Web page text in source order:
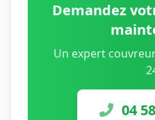
Demandez
Un expert
04